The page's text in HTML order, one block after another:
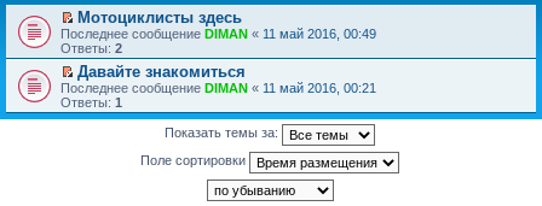
и
к
п
е
р
в
о
м
П
е
р
е
й
т
и
Мотоциклисты здесь
Последнее сообщение DIMAN « 11 май 2016, 00:49
Ответы: 2
П
е
р
Давайте знакомиться
Последнее сообщение DIMAN « 11 май 2016, 00:21
Ответы: 1
Показать темы за:
Поле сортировки